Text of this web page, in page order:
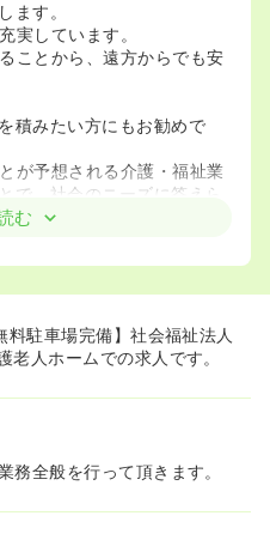
ます。
実しています。
ことから、遠方からでも安
積みたい方にもお勧めで
が予想される介護・福祉業
で、社会のニーズに答えら
りたいとお考えの方にピッ
む
駐車場完備】社会福祉法人
老人ホームでの求人です。
全般を行って頂きます。